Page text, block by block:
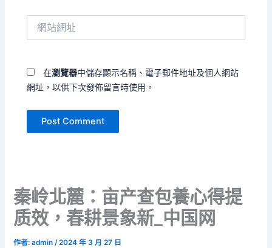
在瀏覽器中儲存顯示名稱、電子郵件地址及個人網站
網址，以供下次發佈留言時使用。
秦岭北麓：亩产查包養心得提
质效，春耕景象新_中国网
作者:admin/2024 年 3 月 27 日